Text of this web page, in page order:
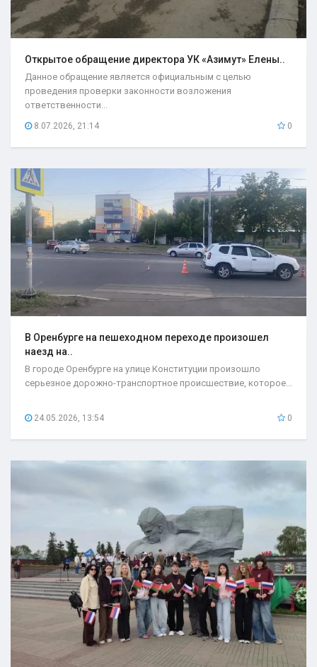
Открытое обращение директора УК «Азимут» Елены..
Данное обращение является официальным с целью
проведения проверки законности возложения
ответственности...
8.07.2026, 21:14 0
В Оренбурге на пешеходном переходе произошел
наезд на..
В городе Оренбурге на улице Конституции произошло
серьезное дорожно-транспортное происшествие, которое...
24.05.2026, 13:54 0